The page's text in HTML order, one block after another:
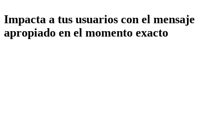
Impacta a tus usuarios con el mensaje
apropiado en el momento exacto